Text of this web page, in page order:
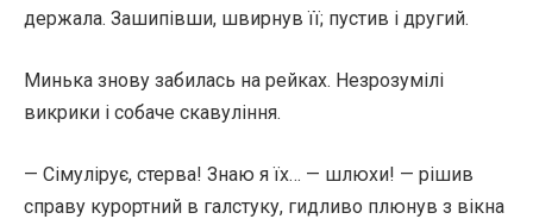
держала. Зашипівши, швирнув її; пустив і другий.
Минька знову забилась на рейках. Незрозумілі
викрики і собаче скавуління.
— Сімулірує, стерва! Знаю я їх… — шлюхи! — рішив
справу курортний в галстуку, гидливо плюнув з вікна